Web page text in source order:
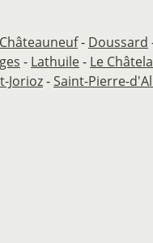
Châteauneuf- Doussard
- Lathuile- Le
Jorioz-Saint-Pierre-